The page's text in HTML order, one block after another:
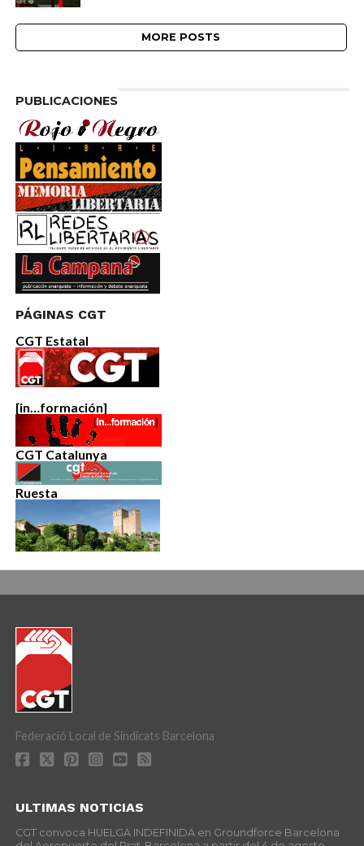
MORE POSTS
PUBLICACIONES
PÁGINAS CGT
CGT Estatal
[in…formación]
CGT Catalunya
Ruesta
Federació Local de Sindicats Barcelona
ULTIMAS NOTICIAS
CGT convoca HUELGA INDEFINIDA en Groundforce Barcelona